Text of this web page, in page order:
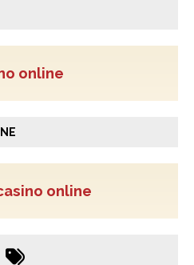
online
online